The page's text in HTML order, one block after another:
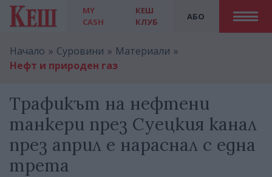
MY
CASH
АБО
КЕШ
КЛУБ
Начало Суровини
Материали
Нефт и природен газ
Трафикът на нефтени
танкери през Суецкия канал
през април е нараснал с една
трета